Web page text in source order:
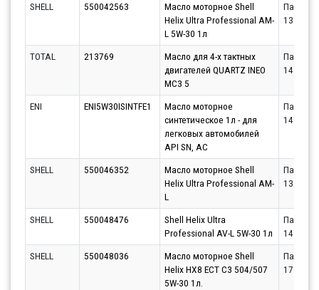
SHELL
550042563
Масло моторное Shell
Helix Ultra Professional AM-
L 5W-30 1л
Партнёр
TOTAL 213769
Масло для 4-х тактных
двигателей QUARTZ INEO
MC3 5
Партнёр
ENI ENI5W30ISINTFE1
Масло моторное
синтетическое 1л - для
легковых автомобилей
API SN, AC
Партнёр
SHELL 550046352
Масло моторное Shell
Helix Ultra Professional AM-
L
Партнёр
SHELL 550048476
Shell Helix Ultra
Professional AV-L 5W-30 1л
Партнёр
SHELL
550048036
Масло моторное Shell
Helix HX8 ECT C3 504/507
5W-30 1л.
Партнёр